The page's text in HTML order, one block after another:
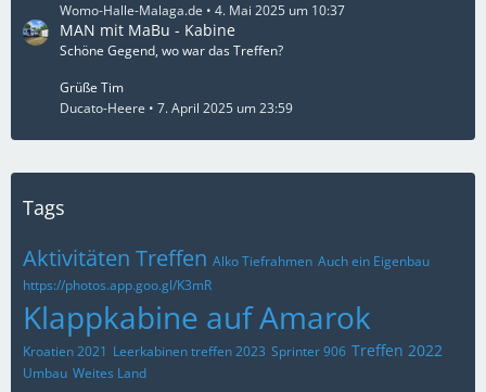
Womo-Halle-Malaga.de
4. Mai 2025 um 10:37
MAN mit MaBu - Kabine
Schöne Gegend, wo war das Treffen?
Grüße Tim
Ducato-Heere
7. April 2025 um 23:59
Tags
Aktivitäten Treffen Alko Tiefrahmen Auch ein Eigenbau
https://photos.app.goo.gl/K3mR
Klappkabine auf Amarok
Kroatien 2021 Leerkabinen treffen 2023 Sprinter 906 Treffen 2022
Umbau Weites Land